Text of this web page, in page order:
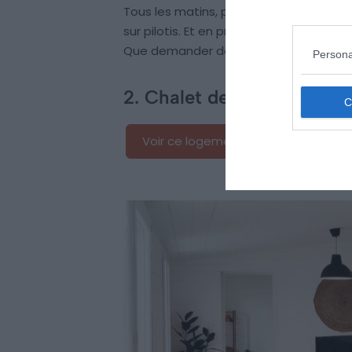
Tous les matins, profitez de la belle
sur pilotis. Et en prime, vous aurez
Que demander de plus ?
2. Chalet de centre-ville
Voir ce logement